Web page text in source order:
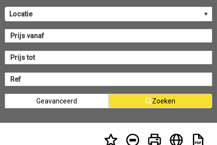
Geavanceerd Zoeken